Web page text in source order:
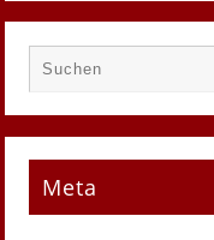
Meta